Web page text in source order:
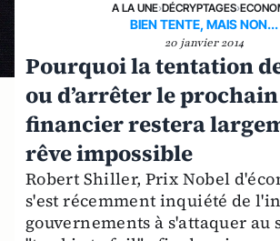
A LA UNE›DÉCRYPTAGES›
BIEN TENTE, MAIS NON...
20 janvier 2014
Pourquoi la tentation
ou d’arrêter le
financier restera
rêve impossible
Robert Shiller, Prix Nobel
s'est récemment inquiété de
gouvernements à s'attaquer au